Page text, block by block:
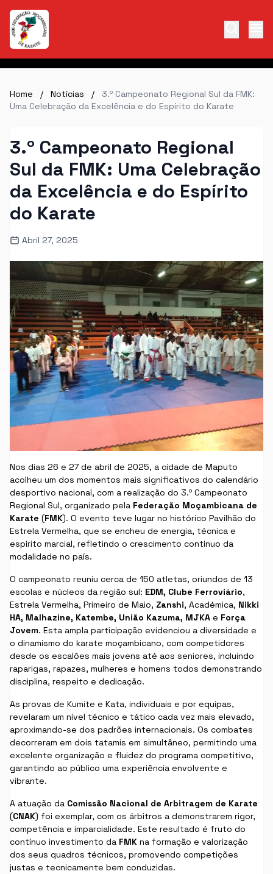
Home / Notícias /
3.º Campeonato Regional Sul da FMK:
Uma Celebração da Excelência e do Espírito do Karate
3.º Campeonato Regional
Sul da FMK: Uma Celebração
da Excelência e do Espírito
do Karate
Abril 27, 2025
Nos dias 26 e 27 de abril de 2025, a cidade de Maputo
acolheu um dos momentos mais significativos do calendário
desportivo nacional, com a realização do 3.º Campeonato
Regional Sul, organizado pela Federação Moçambicana de
Karate (FMK). O evento teve lugar no histórico Pavilhão do
Estrela Vermelha, que se encheu de energia, técnica e
espírito marcial, refletindo o crescimento contínuo da
modalidade no país.
O campeonato reuniu cerca de 150 atletas, oriundos de 13
escolas e núcleos da região sul: EDM, Clube Ferroviário,
Estrela Vermelha, Primeiro de Maio, Zanshi, Académica, Nikki
HA, Malhazine, Katembe, União Kazuma, MJKA e Força
Jovem. Esta ampla participação evidenciou a diversidade e
o dinamismo do karate moçambicano, com competidores
desde os escalões mais jovens até aos seniores, incluindo
raparigas, rapazes, mulheres e homens todos demonstrando
disciplina, respeito e dedicação.
As provas de Kumite e Kata, individuais e por equipas,
revelaram um nível técnico e tático cada vez mais elevado,
aproximando-se dos padrões internacionais. Os combates
decorreram em dois tatamis em simultâneo, permitindo uma
excelente organização e fluidez do programa competitivo,
garantindo ao público uma experiência envolvente e
vibrante.
A atuação da Comissão Nacional de Arbitragem de Karate
(CNAK) foi exemplar, com os árbitros a demonstrarem rigor,
competência e imparcialidade. Este resultado é fruto do
contínuo investimento da FMK na formação e valorização
dos seus quadros técnicos, promovendo competições
justas e tecnicamente bem conduzidas.